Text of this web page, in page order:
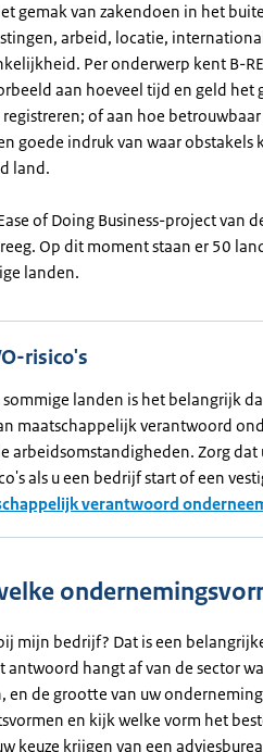
gemak van zakendoen in het
arbeid, locatie,
Per onderwerp kent B-
aan hoeveel tijd en geld het
of aan hoe
goede indruk van waar obstakels
land.
of Doing Business-project van
Op dit moment staan er 50
landen.
risico's
landen is het belangrijk
maatschappelijk verantwoord
arbeidsomstandigheden. Zorg dat
als u een bedrijf start of een
verantwoord
mijn bedrijf? Dat is een
antwoord hangt af van de sector
en de grootte van uw
en kijk welke vorm het
keuze krijgen van een